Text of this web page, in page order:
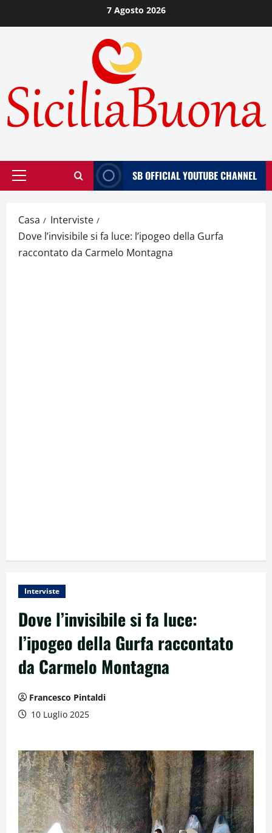
al
7 Agosto 2026
Menù
SB OFFICIAL YOUTUBE CHANNEL
Casa
Interviste
Dove l’invisibile si fa luce: l’ipogeo della Gurfa
raccontato da Carmelo Montagna
Interviste
Dove l’invisibile si fa luce:
l’ipogeo della Gurfa raccontato
da Carmelo Montagna
Francesco Pintaldi
10 Luglio 2025